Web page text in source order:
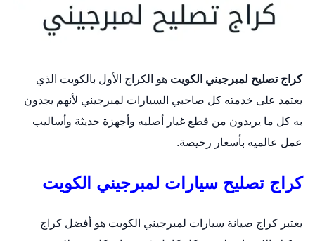
كراج تصليح لمبرجيني الكويت هو الكراج الأول بالكويت الذي
يعتمد على خدمته كل صاحبي السيارات لمبرجيني لأنهم يجدون
به كل ما يريدون من قطع غيار أصليه وأجهزة حديثة وأساليب
عمل عالميه بأسعار رخيصة.
كراج تصليح سيارات لمبرجيني الكويت
يعتبر كراج صيانة سيارات لمبرجيني الكويت هو أفضل كراج